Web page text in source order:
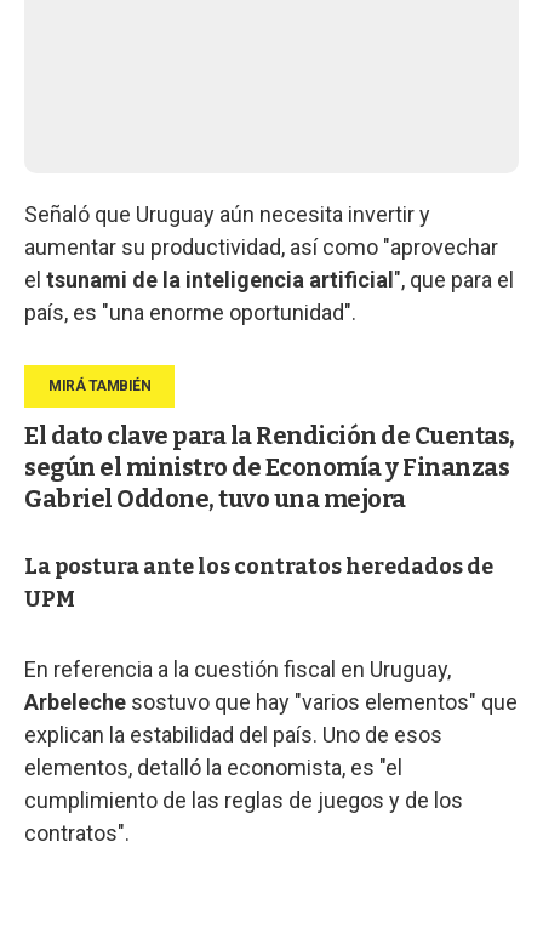
Señaló que Uruguay aún necesita invertir y
aumentar su productividad, así como "aprovechar
el tsunami de la inteligencia artificial ", que para el
país, es "una enorme oportunidad".
El dato clave para la Rendición de Cuentas,
según el ministro de Economía y Finanzas
Gabriel Oddone, tuvo una mejora
La postura ante los contratos heredados de
UPM
En referencia a la cuestión fiscal en Uruguay,
Arbeleche sostuvo que hay "varios elementos" que
explican la estabilidad del país. Uno de esos
elementos, detalló la economista, es "el
cumplimiento de las reglas de juegos y de los
contratos".